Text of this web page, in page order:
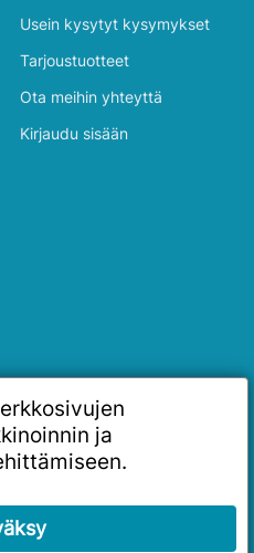
Usein kysytyt kysymykset
Tarjoustuotteet
Ota meihin yhteyttä
Kirjaudu sisään
ja